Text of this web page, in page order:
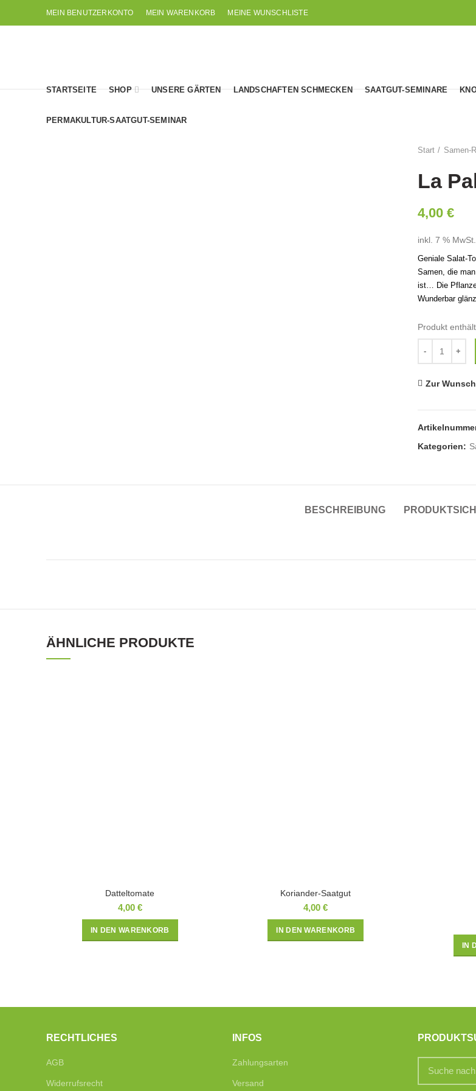
MEIN BENUTZERKONTO MEIN WARENKORB MEINE WUNSCHLISTE
STARTSEITE SHOP UNSERE GÄRTEN LANDSCHAFTEN SCHMECKEN SAATGUT-SEMINARE
PERMAKULTUR-SAATGUT-SEMINAR
Start Samen-
La
4,00 €
inkl. 7 % MwSt.
Geniale Salat-
Samen, die
ist… Die
Wunderbar
Produkt
Zur
Kategorien:
BESCHREIBUNG
ÄHNLICHE PRODUKTE
Datteltomate
4,00 €
IN DEN WARENKORB
Koriander-Saatgut
4,00€
IN DEN WARENKORB
IN
RECHTLICHES
AGB
Widerrufsrecht
INFOS
Zahlungsarten
Versand